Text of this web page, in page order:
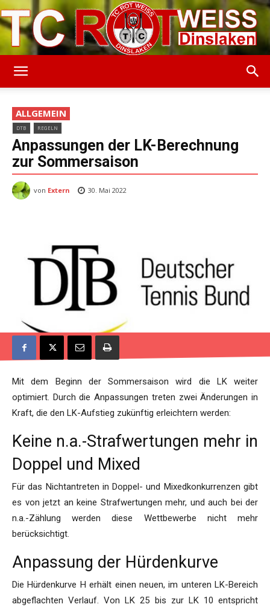
ALLGEMEIN
DTB REGELN
Anpassungen der LK-Berechnung
zur Sommersaison
von Extern 30. Mai 2022
Mit dem Beginn der Sommersaison wird die LK weiter
optimiert. Durch die Anpassungen treten zwei Änderungen in
Kraft, die den LK-Aufstieg zukünftig erleichtern werden:
Keine n.a.-Strafwertungen mehr in
Doppel und Mixed
Für das Nichtantreten in Doppel- und Mixedkonkurrenzen gibt
es von jetzt an keine Strafwertungen mehr, und auch bei der
n.a.-Zählung werden diese Wettbewerbe nicht mehr
berücksichtigt.
Anpassung der Hürdenkurve
Die Hürdenkurve H erhält einen neuen, im unteren LK-Bereich
abgeflachten Verlauf. Von LK 25 bis zur LK 10 entspricht